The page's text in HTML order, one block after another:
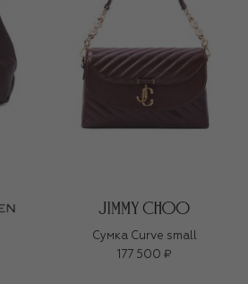
Сумка Curve small
177 500 ₽